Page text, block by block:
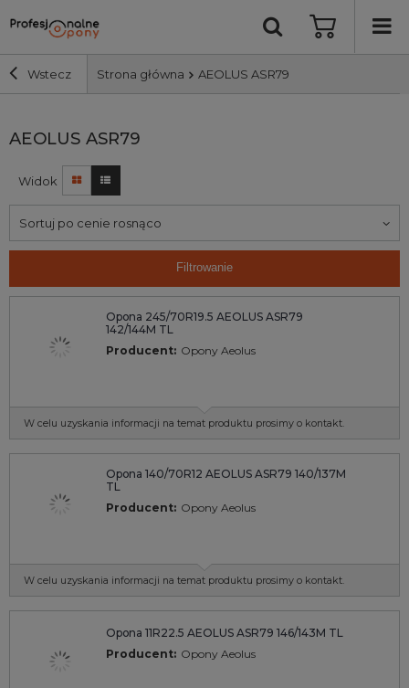
Wstecz Strona główna AEOLUS ASR79
Szerokość i profil
Średnica
Producent
AEOLUS ASR79
Widok
Sortuj po cenie rosnąco
Filtrowanie
Opona 245/70R19.5 AEOLUS ASR79
142/144M TL
Producent: Opony Aeolus
W celu uzyskania informacji na temat produktu prosimy o kontakt.
Opona 140/70R12 AEOLUS ASR79 140/137M
TL
Producent: Opony Aeolus
W celu uzyskania informacji na temat produktu prosimy o kontakt.
Opona 11R22.5 AEOLUS ASR79 146/143M TL
Producent: Opony Aeolus